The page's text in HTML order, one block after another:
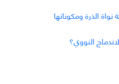
الذرة ومكوناتها
النووي؟